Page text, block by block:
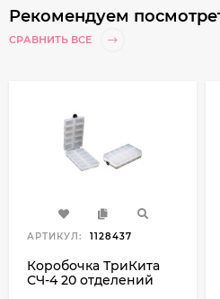
Рекомендуем
СРАВНИТЬ ВСЕ
АРТИКУЛ: 1128437
Коробочка ТриКита
СЧ-4 20 отделений